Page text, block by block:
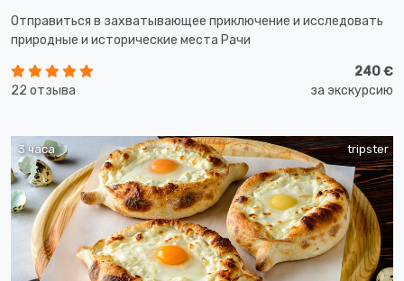
Отправиться в захватывающее приключение и исследовать
природные и исторические места Рачи
22 отзыва
240 €
за экскурсию
tripster
3 часа